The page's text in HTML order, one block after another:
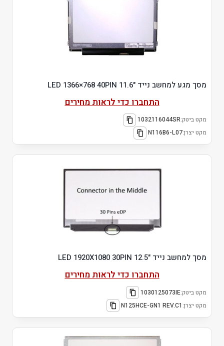
מסך מגע למחשב נייד "11.6 LED 1366×768 40PIN
התחברו כדי לראות מחירים
מקט ביטק:1032116044SR
מקט יצרן:N116B6-L07
מסך למחשב נייד "12.5 LED 1920X1080 30PIN
התחברו כדי לראות מחירים
מקט ביטק:1030125073IE
מקט יצרן: N125HCE-GN1 REV.C1